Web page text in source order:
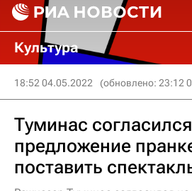
Культура
18:52 04.05.2022 (обновлено: 23:12
Туминас
предложение
поставить